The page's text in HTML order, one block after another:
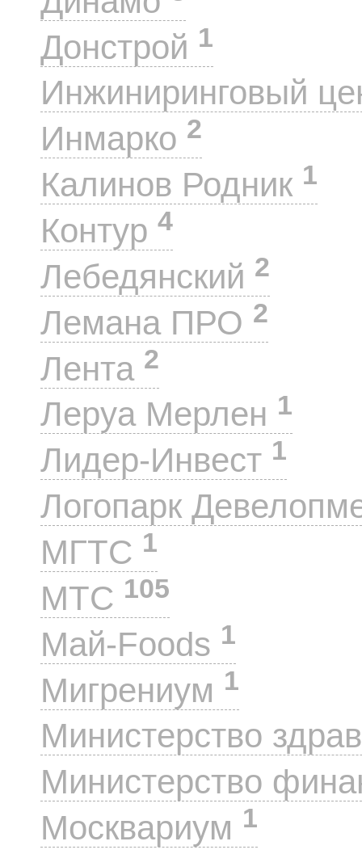
Донстрой 1
Инжиниринговый
Инмарко 2
Калинов Родник 1
Контур 4
Лебедянский 2
Лемана ПРО 2
Лента 2
Леруа Мерлен 1
Лидер-Инвест 1
Логопарк
МГТС 1
МТС 105
Май-Foods 1
Мигрениум 1
Министерство
Министерство
Москвариум 1